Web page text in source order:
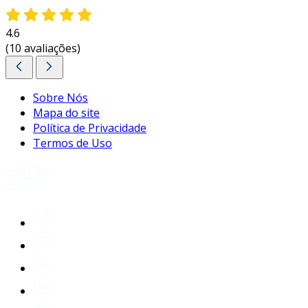
possível atingir resultados notáveis.
entre em contato e solicite um orçamento
personalizado!
4.6
(10 avaliações)
Sobre Nós
Mapa do site
Política de Privacidade
Termos de Uso